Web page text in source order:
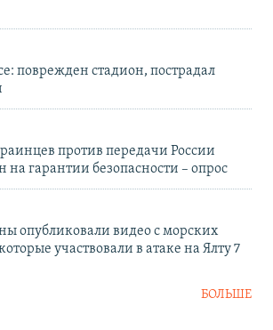
поврежден стадион, пострадал
против передачи России
на гарантии безопасности – опрос
опубликовали видео с морских
участвовали в атаке на Ялту 7
БОЛЬШЕ